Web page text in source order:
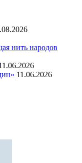
нить народов
11.06.2026